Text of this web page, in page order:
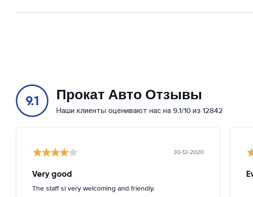
9.1 Прокат Авто Отзывы
Наши клиенты оценивают нас на 9.1/10 из 12842
30-12-2020
Very good
The staff si very welcoming and friendly.